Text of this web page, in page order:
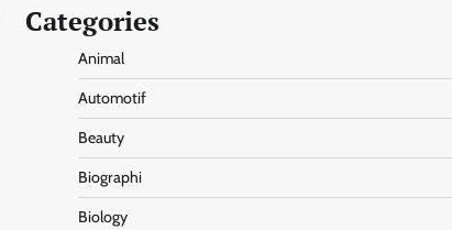
Categories
Animal
Automotif
Beauty
Biographi
Biology